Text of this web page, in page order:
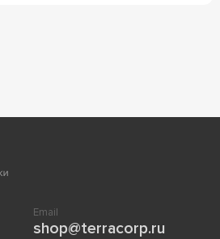
Email
shop@terracorp.ru